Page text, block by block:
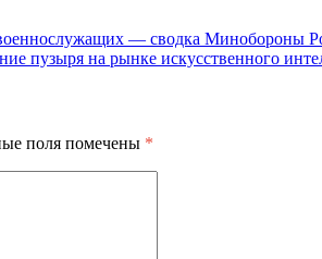
— сводка Минобороны
пузыря на рынке искусственного
поля помечены *